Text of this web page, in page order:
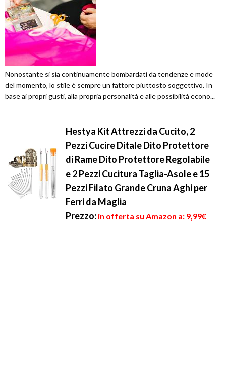
Nonostante si sia continuamente bombardati da tendenze e mode
del momento, lo stile è sempre un fattore piuttosto soggettivo. In
base ai propri gusti, alla propria personalità e alle possibilità econo...
Hestya Kit Attrezzi da Cucito, 2
Pezzi Cucire Ditale Dito Protettore
di Rame Dito Protettore Regolabile
e 2 Pezzi Cucitura Taglia-Asole e 15
Pezzi Filato Grande Cruna Aghi per
Ferri da Maglia
Prezzo: in offerta su Amazon a: 9,99€